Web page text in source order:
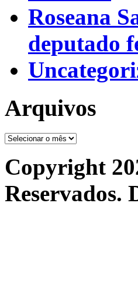
Roseana
deputado
Arquivos
Arquivos
Copyright
Reservados.